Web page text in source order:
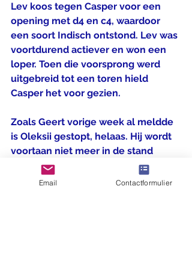
Lev koos tegen Casper voor een
opening met d4 en c4, waardoor
een soort Indisch ontstond. Lev was
voortdurend actiever en won een
loper. Toen die voorsprong werd
uitgebreid tot een toren hield
Casper het voor gezien.
Zoals Geert vorige week al meldde
is Oleksii gestopt, helaas. Hij wordt
voortaan niet meer in de stand
opgenomen (zijn score was 1,5 uit
3), maar de tegen hem gespeelde
Email Contactformulier